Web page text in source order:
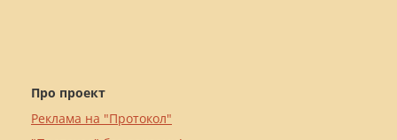
Про проект
Реклама на "Протокол"